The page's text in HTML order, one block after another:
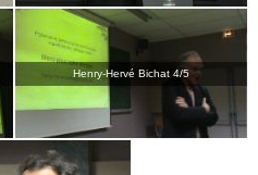
Henry-Hervé Bichat 4/5